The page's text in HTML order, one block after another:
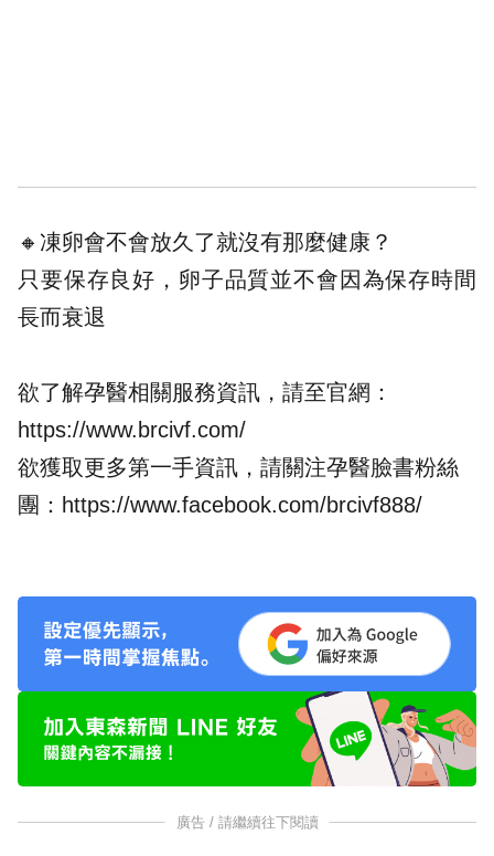
🔸凍卵會不會放久了就沒有那麼健康？
只要保存良好，卵子品質並不會因為保存時間
長而衰退
欲了解孕醫相關服務資訊，請至官網：
https://www.brcivf.com/
欲獲取更多第一手資訊，請關注孕醫臉書粉絲
團： https://www.facebook.com/brcivf888/
廣告 / 請繼續往下閱讀